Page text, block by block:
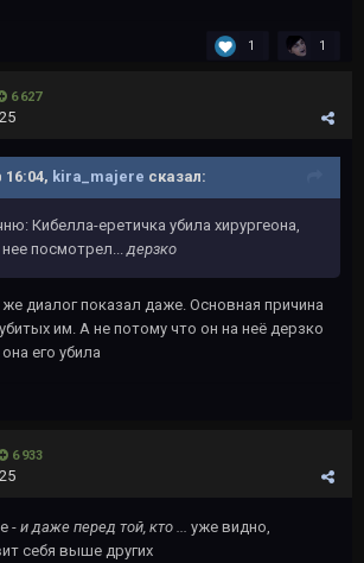
1 1
6 627
16:04, kira_majere сказал:
Кибелла-еретичка убила хирургеона,
посмотрел...дерзко
же диалог показал даже. Основная причина
им. А не потому что он на неё дерзко
его убила
6 933
- и даже перед той, кто ... уже видно,
себя выше других